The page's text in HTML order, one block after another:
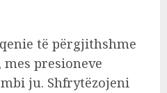
të përgjithshme
presioneve
ju. Shfrytëzojeni